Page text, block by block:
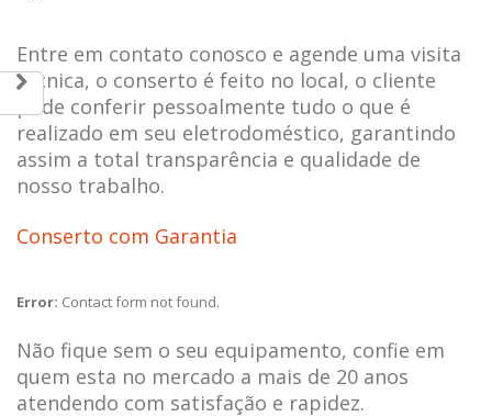
Entre em contato conosco e agende uma visita
técnica, o conserto é feito no local, o cliente
pode conferir pessoalmente tudo o que é
realizado em seu eletrodoméstico, garantindo
assim a total transparência e qualidade de
nosso trabalho.
Conserto com Garantia
Error: Contact form not found.
Não fique sem o seu equipamento, confie em
quem esta no mercado a mais de 20 anos
atendendo com satisfação e rapidez.